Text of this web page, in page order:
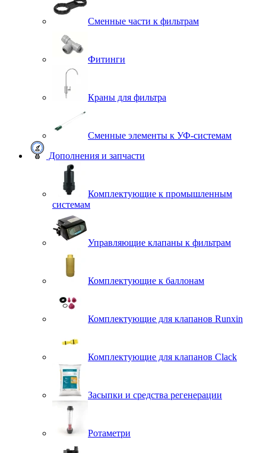
Сменные части к фильтрам
Фитинги
Краны для фильтра
Сменные элементы к УФ-системам
Дополнения и запчасти
Комплектующие к промышленным
системам
Управляющие клапаны к фильтрам
Комплектующие к баллонам
Комплектующие для клапанов Runxin
Комплектующие для клапанов Clack
Засыпки и средства регенерации
Ротаметри